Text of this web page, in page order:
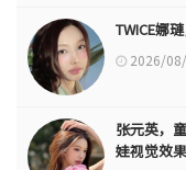
TWICE娜
2026/
张元英，
娃视觉效果